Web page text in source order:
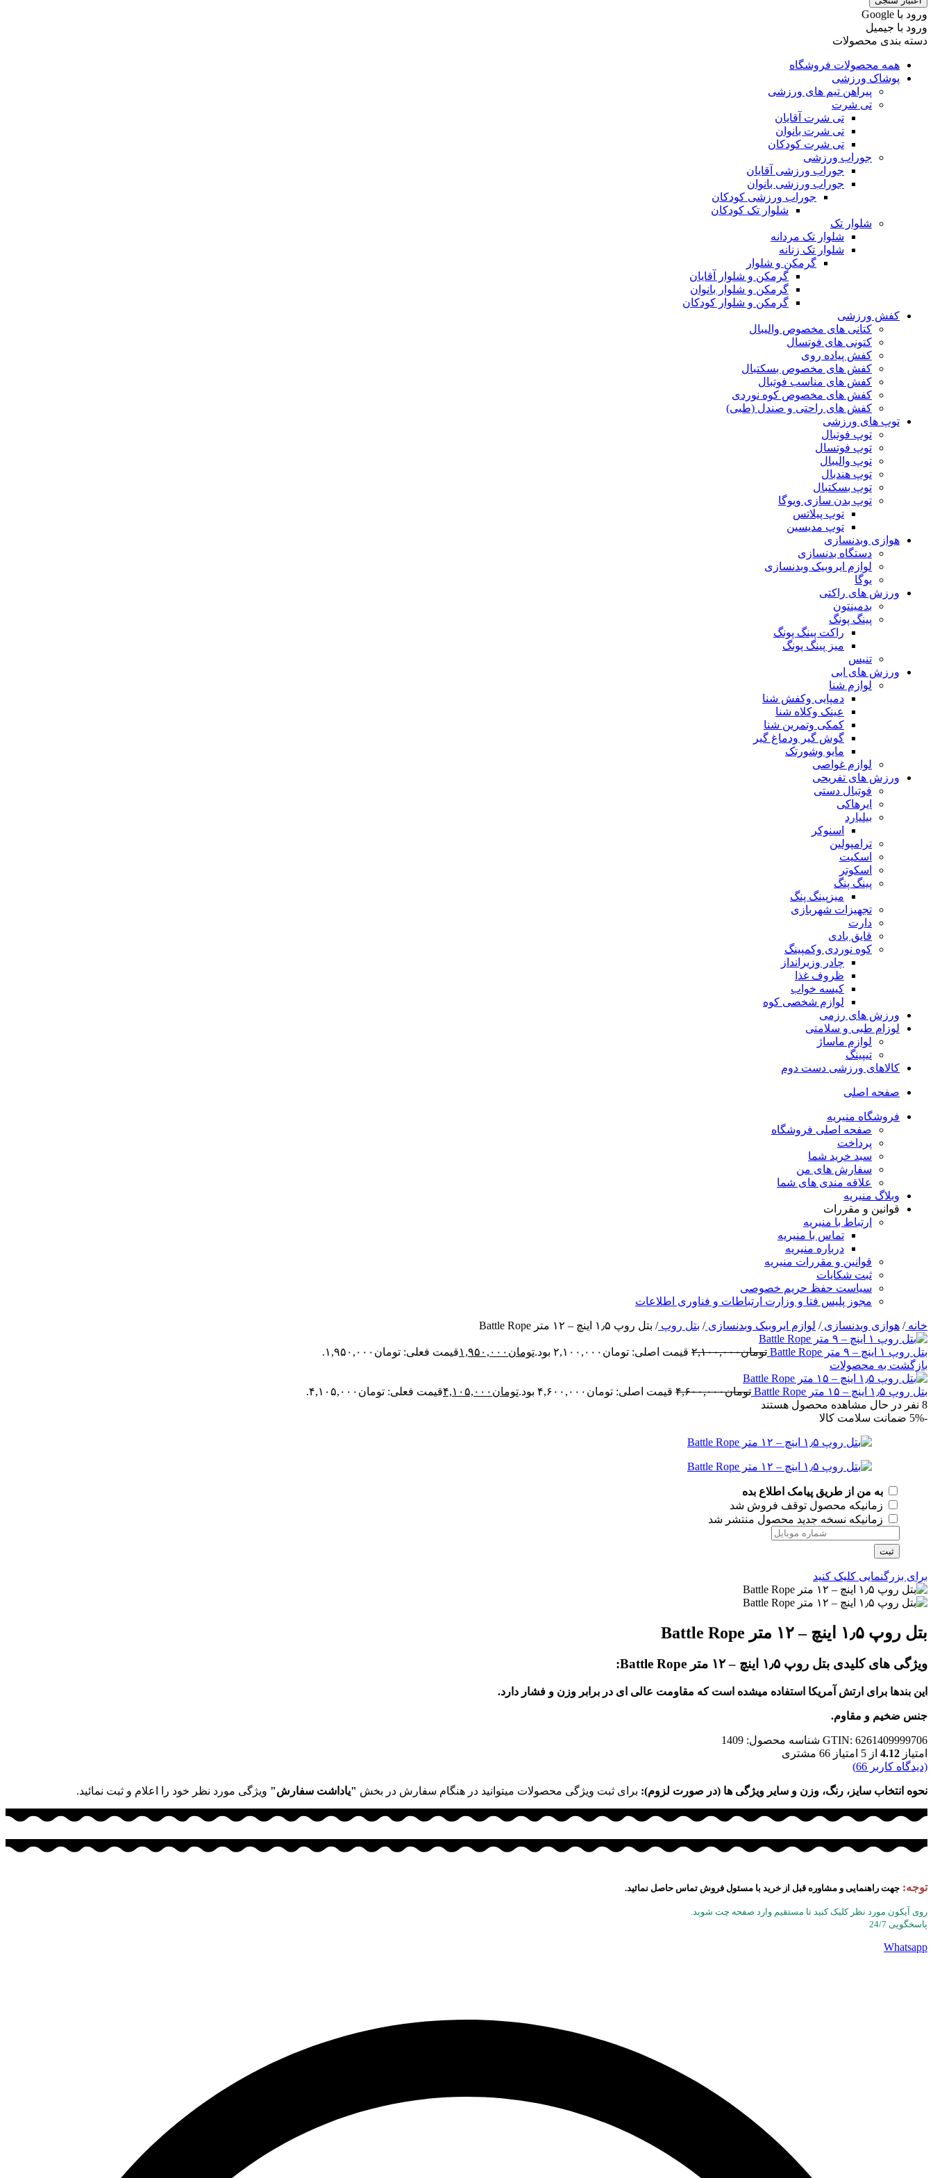
ورود با ‫Google
ورود با جیمیل
دسته بندی محصولات
همه محصولات فروشگاه
پوشاک ورزشی
پیراهن تیم های ورزشی
تی شرت
تی شرت آقایان
تی شرت بانوان
تی شرت کودکان
جوراب ورزشی
جوراب ورزشی آقایان
جوراب ورزشی بانوان
جوراب ورزشی کودکان
شلوار تک کودکان
شلوار تک
شلوار تک مردانه
شلوار تک زنانه
گرمکن و شلوار
گرمکن و شلوار آقایان
گرمکن و شلوار بانوان
گرمکن و شلوار کودکان
کفش ورزشی
کتانی های مخصوص والیبال
کتونی های فوتسال
کفش پیاده روی
کفش های مخصوص بسکتبال
کفش های مناسب فوتبال
کفش های مخصوص کوه نوردی
کفش های راحتی و صندل (طبی)
توپ های ورزشی
توپ فوتبال
توپ فوتسال
توپ والیبال
توپ هندبال
توپ بسکتبال
توپ بدن سازی ویوگا
توپ پیلاتس
توپ مدیسین
هوازی وبدنسازی
دستگاه بدنسازی
لوازم ایروبیک وبدنسازی
یوگا
ورزش های راکتی
بدمینتون
پینگ پونگ
راکت پینگ پونگ
میز پینگ پونگ
تنیس
ورزش های ابی
لوازم شنا
دمپایی وکفش شنا
عینک وکلاه شنا
کمکی وتمرین شنا
گوش گیر ودماغ گیر
مایو وشورتک
لوازم غواصی
ورزش های تفریحی
فوتبال دستی
ایرهاکی
بیلیارد
اسنوکر
ترامپولین
اسکیت
اسکوتر
پینگ پنگ
میزپینگ پنگ
تجهیزات شهربازی
دارت
قایق بادی
کوه نوردی وکمپینگ
چادر وزیرانداز
ظروف غذا
کیسه خواب
لوازم شخصی کوه
ورزش های رزمی
لوزام طبی و سلامتی
لوازم ماساژ
تیپینگ
کالاهای ورزشی دست دوم
صفحه اصلی
فروشگاه منیریه
صفحه اصلی فروشگاه
پرداخت
سبد خرید شما
سفارش های من
علاقه مندی های شما
وبلاگ منیریه
قوانین و مقررات
ارتباط با منیریه
تماس با منیریه
درباره منیریه
قوانین و مقررات منیریه
ثبت شکایات
سیاست حفظ حریم خصوصی
مجوز پلیس فتا و وزارت ارتباطات و فناوری اطلاعات
خانه/ هوازی وبدنسازی/ لوازم ایروبیک وبدنسازی/ بتل روپ/ بتل روپ ۱٫۵ اینچ – ۱۲ متر Battle Rope
بتل روپ ۱ اینچ – ۹ متر Battle Rope تومان۲,۱۰۰,۰۰۰ قیمت اصلی: تومان۲,۱۰۰,۰۰۰ بود. تومان ۱,۹۵۰,۰۰۰قیمت فعلی: تومان۱,۹۵۰,۰۰۰.
بازگشت به محصولات
بتل روپ ۱٫۵ اینچ – ۱۵ متر Battle Rope تومان۴,۶۰۰,۰۰۰ قیمت اصلی: تومان۴,۶۰۰,۰۰۰ بود. تومان ۴,۱۰۵,۰۰۰قیمت فعلی: تومان۴,۱۰۵,۰۰۰.
8 نفر در حال مشاهده محصول هستند
-5%
ضمانت سلامت کالا
به من از طریق پیامک اطلاع بده
زمانیکه محصول توقف فروش شد
زمانیکه نسخه جدید محصول منتشر شد
ثبت
برای بزرگنمایی کلیک کنید
بتل روپ ۱٫۵ اینچ – ۱۲ متر Battle Rope
ویژگی های کلیدی بتل روپ ۱٫۵ اینچ – ۱۲ متر Battle Rope:
این بندها برای ارتش آمریکا استفاده میشده است که مقاومت عالی ای در برابر وزن و فشار دارد.
جنس ضخیم و مقاوم.
GTIN: 6261409999706 شناسه محصول: 1409
امتیاز 4.12 از 5 امتیاز 66 مشتری
(دیدگاه کاربر 66
)
نحوه انتخاب سایز، رنگ، وزن و سایر ویژگی ها (در صورت لزوم): برای ثبت ویژگی محصولات میتوانید در هنگام سفارش در بخش "یاداشت سفارش" ویژگی مورد نظر خود را اعلام و ثبت نمائید.
توجه: جهت راهنمایی و مشاوره قبل از خرید با مسئول فروش تماس حاصل نمائید.
روی آیکون مورد نظر کلیک کنید تا مستقیم وارد صفحه چت شوید.
پاسخگویی 24/7
Whatsapp